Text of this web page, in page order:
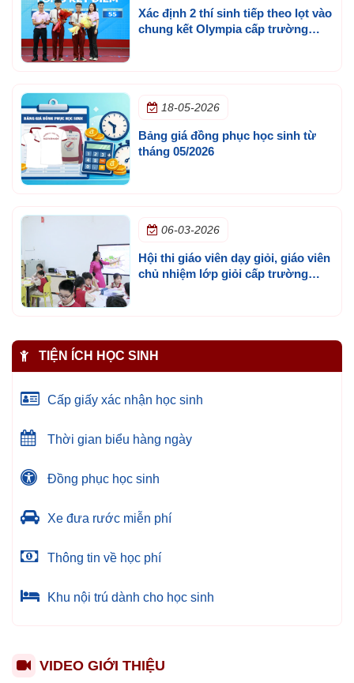
Xác định 2 thí sinh tiếp theo lọt vào
chung kết Olympia cấp trường
18-05-2026
Bảng giá đồng phục học sinh từ
tháng 05/2026
06-03-2026
Hội thi giáo viên dạy giỏi, giáo viên
chủ nhiệm lớp giỏi cấp trường
TIỆN ÍCH HỌC SINH
Cấp giấy xác nhận học sinh
Thời gian biểu hàng ngày
Đồng phục học sinh
Xe đưa rước miễn phí
Thông tin về học phí
Khu nội trú dành cho học sinh
VIDEO GIỚI THIỆU